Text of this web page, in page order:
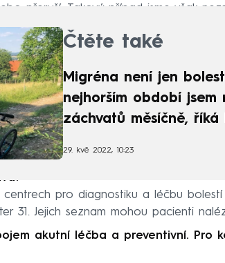
přeruší. Takový případ jsme však
Čtěte také
Migréna není jen
nejhorším období jsem
záchvatů měsíčně, říká
29. kvě 2022, 10:23
pro diagnostiku a léčbu bolestí
31. Jejich seznam mohou pacienti
akutní léčba a preventivní. Pro